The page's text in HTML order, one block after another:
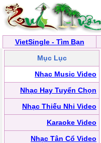
VietSingle - Tìm Bạn
Mục Lục
Nhạc Music Video
Nhạc Hay Tuyển Chọn
Nhạc Thiếu Nhi Video
Karaoke Video
Nhạc Tân Cổ Video